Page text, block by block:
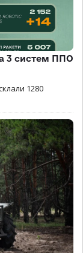
3 систем ППО
1280